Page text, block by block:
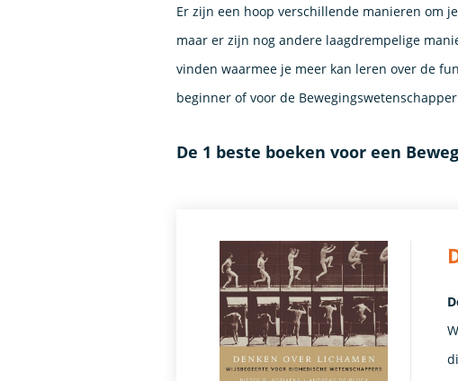
Er zijn een hoop verschillende manieren om
maar er zijn nog andere laagdrempelige
vinden waarmee je meer kan leren over de
beginner of voor de
De 1 beste boeken voor een